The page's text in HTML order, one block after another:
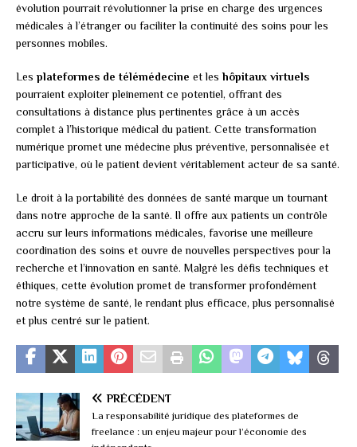
évolution pourrait révolutionner la prise en charge des urgences
médicales à l’étranger ou faciliter la continuité des soins pour les
personnes mobiles.
Les plateformes de télémédecine et leshôpitaux virtuels
pourraient exploiter pleinement ce potentiel, offrant des
consultations à distance plus pertinentes grâce à un accès
complet à l’historique médical du patient. Cette transformation
numérique promet une médecine plus préventive, personnalisée et
participative, où le patient devient véritablement acteur de sa santé.
Le droit à la portabilité des données de santé marque un tournant
dans notre approche de la santé. Il offre aux patients un contrôle
accru sur leurs informations médicales, favorise une meilleure
coordination des soins et ouvre de nouvelles perspectives pour la
recherche et l’innovation en santé. Malgré les défis techniques et
éthiques, cette évolution promet de transformer profondément
notre système de santé, le rendant plus efficace, plus personnalisé
et plus centré sur le patient.
PRÉCÉDENT
La responsabilité juridique des plateformes de
freelance : un enjeu majeur pour l’économie des